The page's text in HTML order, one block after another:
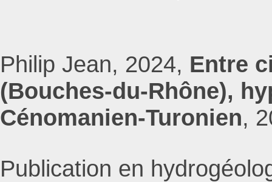
Philip Jean, 2024, Entre
(Bouches-du-Rhône),
Cénomanien-Turonien,
Publication en